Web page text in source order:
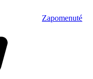
Zapomenuté